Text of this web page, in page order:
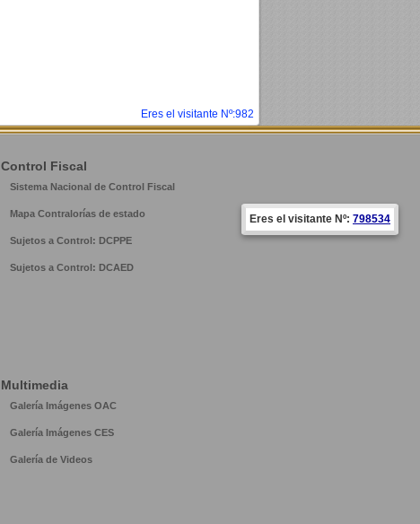
Eres el visitante Nº:982
Control Fiscal
Sistema Nacional de Control Fiscal
Mapa Contralorías de estado
Sujetos a Control: DCPPE
Sujetos a Control: DCAED
Multimedia
Galería Imágenes OAC
Galería Imágenes CES
Galería de Videos
Eres el visitante Nº: 798534